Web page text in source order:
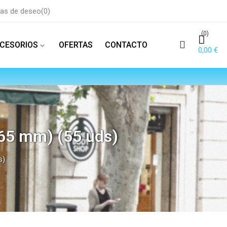
0
de deseo
keyboard_arrow_down OFERTAS CONTACTO
0,00 €
(0)
mm) (55 uds)